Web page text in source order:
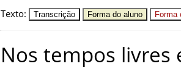
Texto: Transcrição Forma do aluno Forma
Nos tempos livres